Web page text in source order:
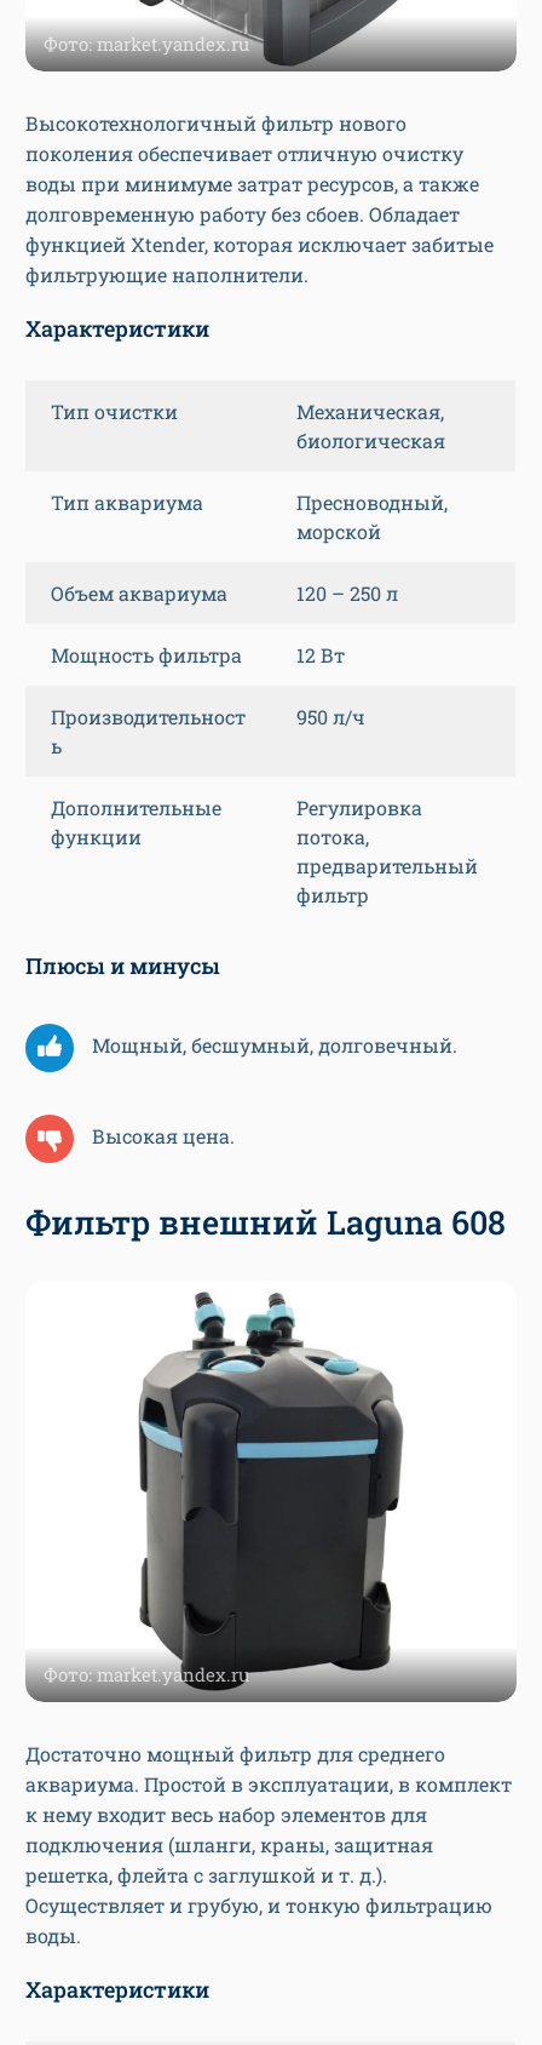
Фото: market.yandex.ru
Высокотехнологичный фильтр нового
поколения обеспечивает отличную очистку
воды при минимуме затрат ресурсов, а также
долговременную работу без сбоев. Обладает
функцией Xtender, которая исключает забитые
фильтрующие наполнители.
Характеристики
Тип очистки
Механическая,
биологическая
Тип аквариума
Пресноводный,
морской
Объем аквариума 120 – 250 л
Мощность фильтра 12 Вт
Производительност
ь
950 л/ч
Дополнительные
функции
Регулировка
потока,
предварительный
фильтр
Плюсы и минусы
Мощный, бесшумный, долговечный.
Высокая цена.
Фильтр внешний Laguna 608
Фото: market.yandex.ru
Достаточно мощный фильтр для среднего
аквариума. Простой в эксплуатации, в комплект
к нему входит весь набор элементов для
подключения (шланги, краны, защитная
решетка, флейта с заглушкой и т. д.).
Осуществляет и грубую, и тонкую фильтрацию
воды.
Характеристики